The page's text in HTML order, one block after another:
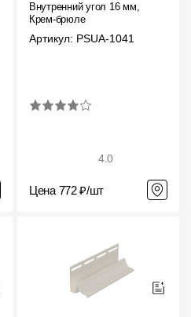
Внутренний угол 16 мм,
Крем-брюле
Артикул: PSUA-1041
4.0
Цена 772 ₽/шт